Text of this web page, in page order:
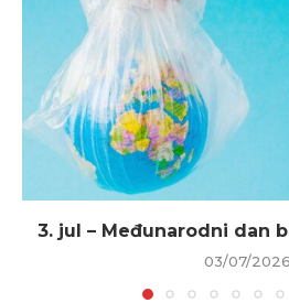
3. jul – Međunarodni dan
03/07/2026